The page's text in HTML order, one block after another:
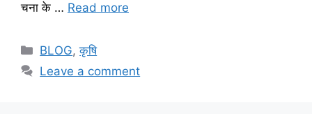
चना के … Read more
BLOG,कृषि
Leave a comment